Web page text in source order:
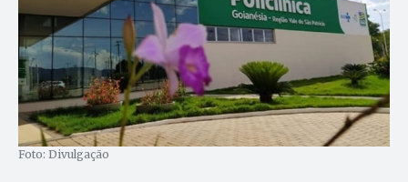
Foto: Divulgação